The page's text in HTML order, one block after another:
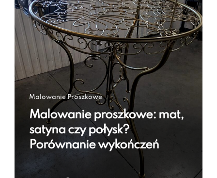
Malowanie Proszkowe
Malowanie proszkowe: mat,
satyna czy połysk?
Porównanie wykończeń